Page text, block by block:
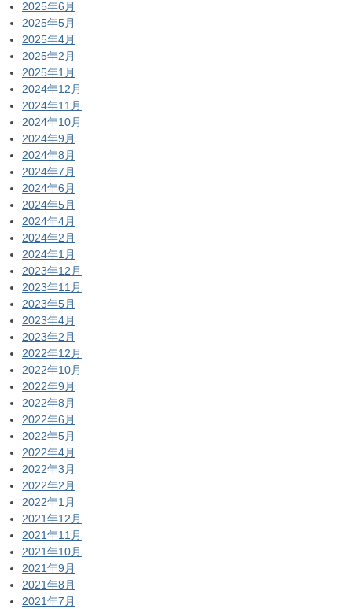
2025年6月
2025年5月
2025年4月
2025年2月
2025年1月
2024年12月
2024年11月
2024年10月
2024年9月
2024年8月
2024年7月
2024年6月
2024年5月
2024年4月
2024年2月
2024年1月
2023年12月
2023年11月
2023年5月
2023年4月
2023年2月
2022年12月
2022年10月
2022年9月
2022年8月
2022年6月
2022年5月
2022年4月
2022年3月
2022年2月
2022年1月
2021年12月
2021年11月
2021年10月
2021年9月
2021年8月
2021年7月